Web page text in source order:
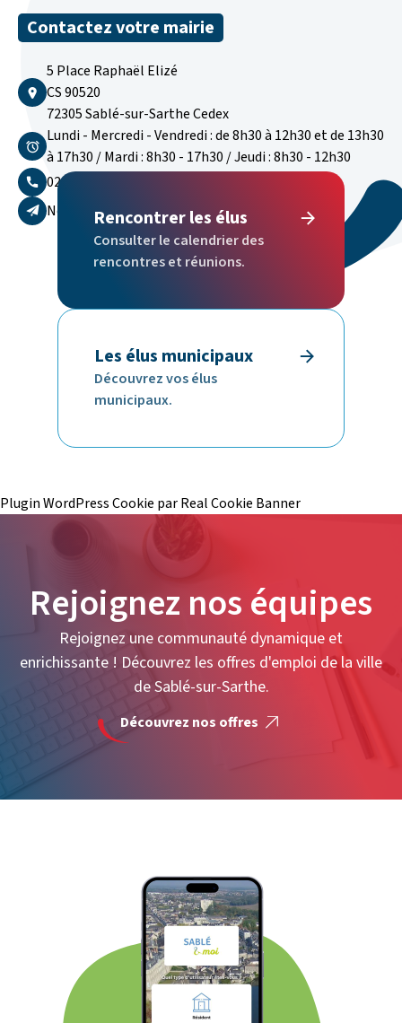
Contactez votre mairie
5 Place Raphaël Elizé
CS 90520
72305 Sablé-sur-Sarthe Cedex
Lundi - Mercredi - Vendredi : de 8h30 à 12h30 et de 13h30
à 17h30 / Mardi : 8h30 - 17h30 / Jeudi : 8h30 - 12h30
02 43 62 50 00
Nous contacter par email
Rencontrer les élus
Consulter le calendrier des
rencontres et réunions.
Les élus municipaux
Découvrez vos élus
municipaux.
Plugin WordPress Cookie par Real Cookie Banner
Rejoignez nos équipes
Rejoignez une communauté dynamique et
enrichissante ! Découvrez les offres d'emploi de la ville
de Sablé-sur-Sarthe.
Découvrez nos offres